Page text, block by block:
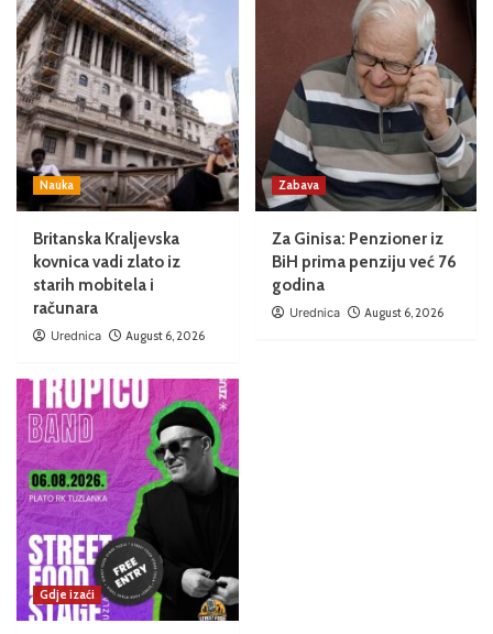
Nauka
Britanska Kraljevska
kovnica vadi zlato iz
starih mobitela i
računara
Urednica August 6, 2026
Zabava
Za Ginisa: Penzioner iz
BiH prima penziju već 76
godina
Urednica August 6, 2026
Gdje izaći